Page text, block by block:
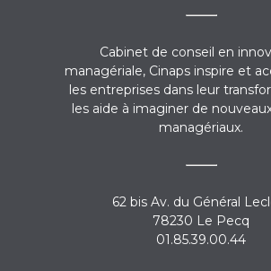
Cabinet de conseil en
managériale, Cinaps inspire et
les entreprises dans leur
les aide à imaginer de
managériaux.
62 bis Av. du Général
78230 Le Pecq
01.85.39.00.44